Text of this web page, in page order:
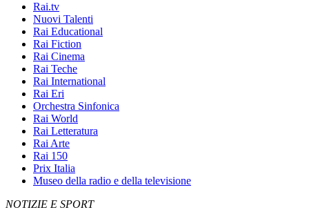
Rai.tv
Nuovi Talenti
Rai Educational
Rai Fiction
Rai Cinema
Rai Teche
Rai International
Rai Eri
Orchestra Sinfonica
Rai World
Rai Letteratura
Rai Arte
Rai 150
Prix Italia
Museo della radio e della televisione
NOTIZIE E SPORT